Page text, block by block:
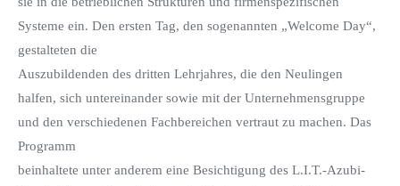
Systeme ein. Den ersten Tag, den sogenannten „Welcome Day“,
gestalteten die
Auszubildenden des dritten Lehrjahres, die den Neulingen
halfen, sich untereinander sowie mit der Unternehmensgruppe
und den verschiedenen Fachbereichen vertraut zu machen. Das
Programm
beinhaltete unter anderem eine Besichtigung des L.I.T.-Azubi-